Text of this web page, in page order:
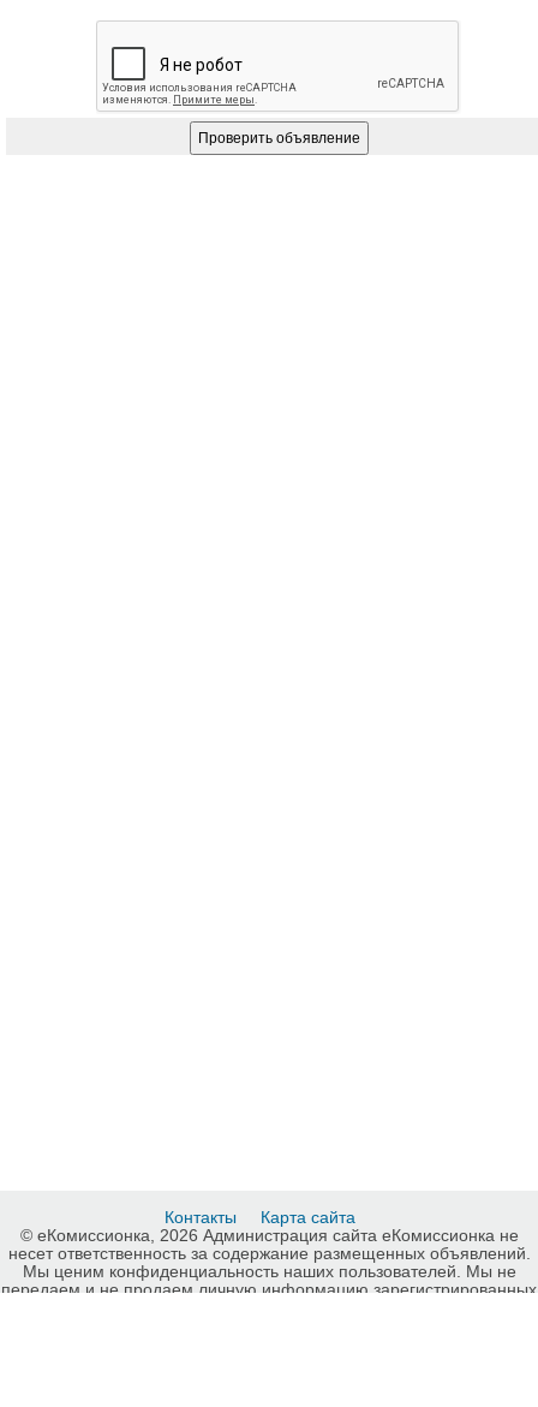
Контакты
Карта сайта
© еКомиссионка, 2026 Администрация сайта еКомиссионка не
несет ответственность за содержание размещенных объявлений.
Мы ценим конфиденциальность наших пользователей. Мы не
передаем и не продаем личную информацию зарегистрированных